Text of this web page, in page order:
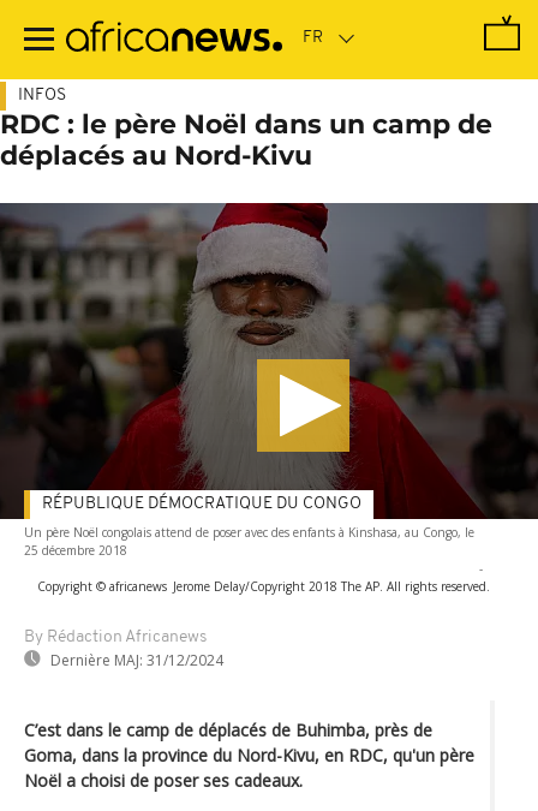
contenu
INFOS
RDC : le père Noël dans un camp de
déplacés au Nord-Kivu
Un père Noël congolais attend de poser avec des enfants à Kinshasa, au Congo, le
25 décembre 2018
-
Copyright © africanews Jerome Delay/Copyright 2018 The AP. All rights reserved.
By Rédaction Africanews
Dernière MAJ: 31/12/2024
RÉPUBLIQUE DÉMOCRATIQUE DU CONGO
C’est dans le camp de déplacés de Buhimba, près de
Goma, dans la province du Nord-Kivu, en RDC, qu'un père
Noël a choisi de poser ses cadeaux.